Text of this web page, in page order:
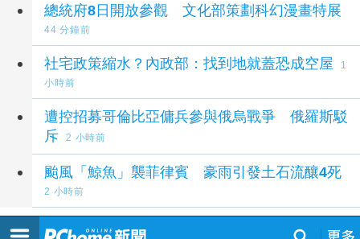
總統府8日開放參觀 文化部策劃科幻漫畫特展
44 分鐘前
社宅政策縮水？內政部：找到地就蓋恐成空屋
1
小時前
遭控招募哥倫比亞傭兵參與俄烏戰爭 俄羅斯駁
斥
2 小時前
颱風「鯨魚」襲菲律賓 豪雨引發土石流釀4死
2 小時前